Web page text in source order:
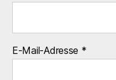
E-Mail-Adresse *